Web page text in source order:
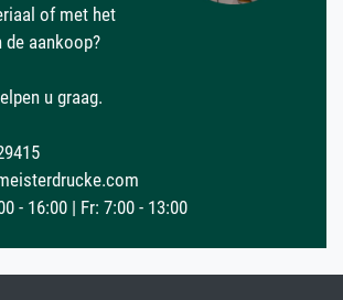
of met het
de aankoop?
u graag.
- 16:00 | Fr: 7:00 - 13:00